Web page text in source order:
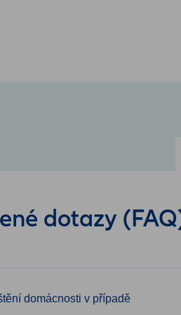
dotazy
domácnosti v případě